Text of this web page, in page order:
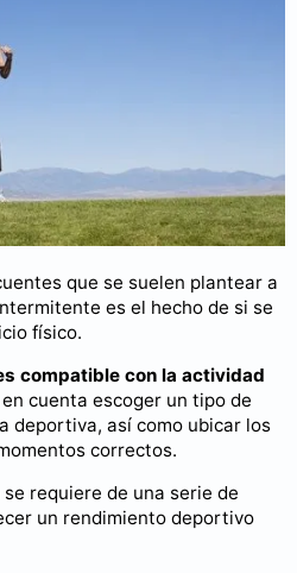
que se suelen plantear a
es el hecho de si se
físico.
compatible con la actividad
cuenta escoger un tipo de
deportiva, así como ubicar los
correctos.
requiere de una serie de
un rendimiento deportivo